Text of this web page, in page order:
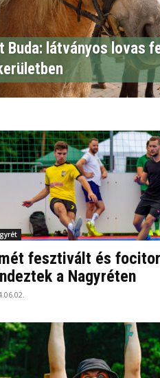
Buda: látványos lovas
fesztivált és
a Nagyréten